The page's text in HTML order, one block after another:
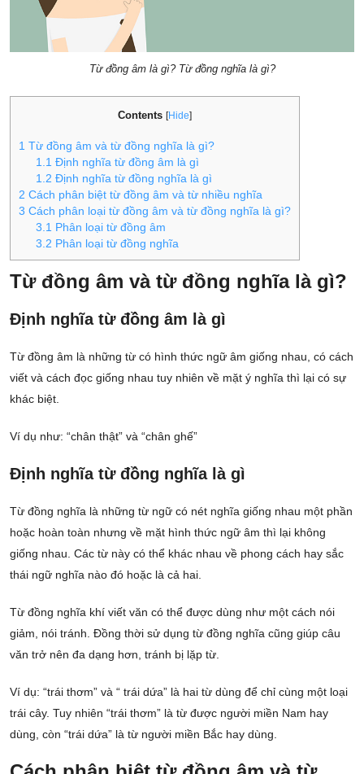
Từ đồng âm là gì? Từ đồng nghĩa là gì?
Contents [Hide]
1 Từ đồng âm và từ đồng nghĩa là gì?
1.1 Định nghĩa từ đồng âm là gì
1.2 Định nghĩa từ đồng nghĩa là gì
2 Cách phân biệt từ đồng âm và từ nhiều nghĩa
3 Cách phân loại từ đồng âm và từ đồng nghĩa là gì?
3.1 Phân loại từ đồng âm
3.2 Phân loại từ đồng nghĩa
Từ đồng âm và từ đồng nghĩa là gì?
Định nghĩa từ đồng âm là gì
Từ đồng âm là những từ có hình thức ngữ âm giống nhau, có cách
viết và cách đọc giống nhau tuy nhiên về mặt ý nghĩa thì lại có sự
khác biệt.
Ví dụ như: “chân thật” và “chân ghế”
Định nghĩa từ đồng nghĩa là gì
Từ đồng nghĩa là những từ ngữ có nét nghĩa giống nhau một phần
hoặc hoàn toàn nhưng về mặt hình thức ngữ âm thì lại không
giống nhau. Các từ này có thể khác nhau về phong cách hay sắc
thái ngữ nghĩa nào đó hoặc là cả hai.
Từ đồng nghĩa khí viết văn có thể được dùng như một cách nói
giảm, nói tránh. Đồng thời sử dụng từ đồng nghĩa cũng giúp câu
văn trở nên đa dạng hơn, tránh bị lặp từ.
Ví dụ: “trái thơm” và “ trái dứa” là hai từ dùng để chỉ cùng một loại
trái cây. Tuy nhiên “trái thơm” là từ được người miền Nam hay
dùng, còn “trái dứa” là từ người miền Bắc hay dùng.